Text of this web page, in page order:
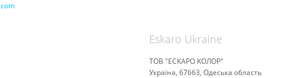
Eskaro Ukraine
ТОВ "ЕСКАРО KOЛОР"
Україна, 67663, Одеська область